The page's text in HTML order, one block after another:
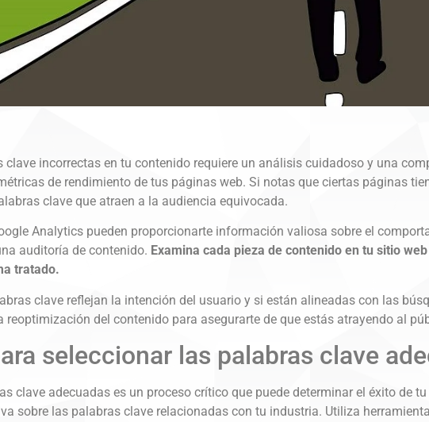
clave incorrectas en tu contenido requiere un análisis cuidadoso y una
de rendimiento de tus páginas web. Si notas que ciertas páginas
clave que atraen a la audiencia equivocada.
Analytics pueden proporcionarte información valiosa sobre el
auditoría de contenido. Examina cada pieza de contenido en tu sitio
tratado.
clave reflejan la intención del usuario y si están alineadas con las
reoptimización del contenido para asegurarte de que estás atrayendo al
seleccionar las palabras clave
clave adecuadas es un proceso crítico que puede determinar el éxito de
sobre las palabras clave relacionadas con tu industria. Utiliza